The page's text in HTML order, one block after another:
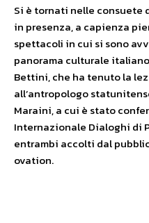
Si è tornati nelle consuete
in presenza, a capienza
spettacoli in cui si sono
panorama culturale
Bettini, che ha tenuto la
all’antropologo
Maraini, a cui è stato
Internazionale Dialoghi di
entrambi accolti dal
ovation.